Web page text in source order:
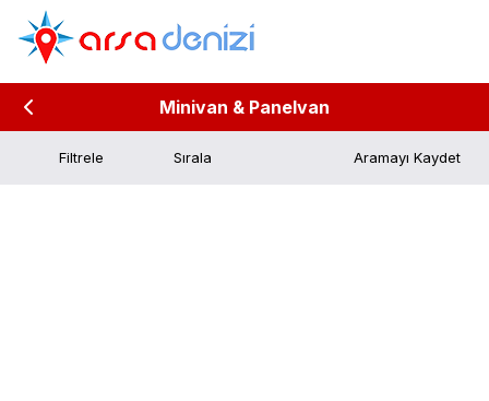
Minivan & Panelvan
Filtrele Aramayı Kaydet